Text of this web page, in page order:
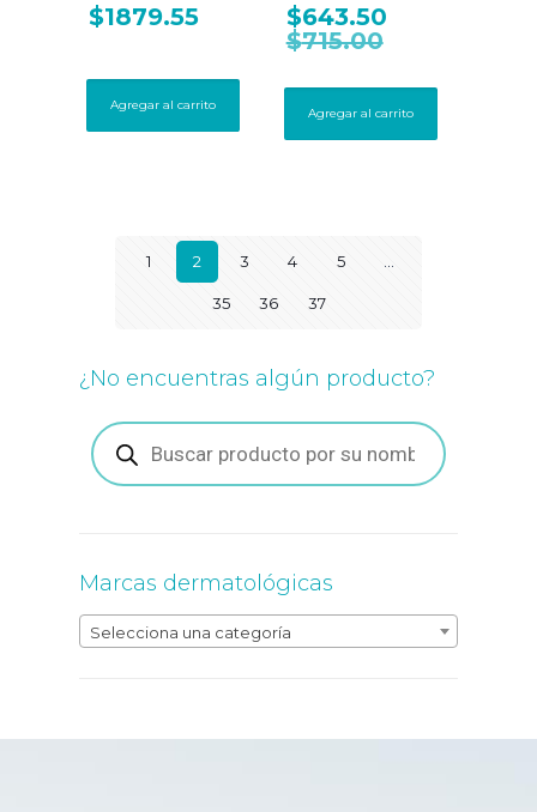
$1879.55
Agregar al carrito
$643.50
$715.00
Agregar al carrito
1 2 3 4 5
35 36 37
¿No encuentras algún producto?
Búsqueda
de
productos
Marcas dermatológicas
Selecciona una categoría